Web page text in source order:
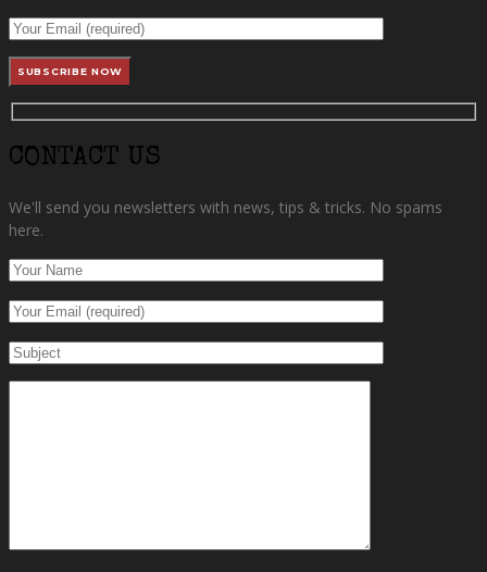
CONTACT US
We'll send you newsletters with news, tips & tricks. No spams
here.